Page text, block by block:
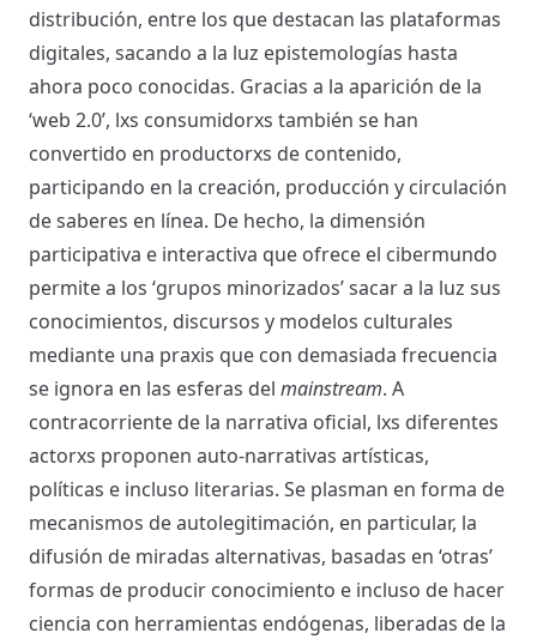
distribución, entre los que destacan las plataformas
digitales, sacando a la luz epistemologías hasta
ahora poco conocidas. Gracias a la aparición de la
‘web 2.0’, lxs consumidorxs también se han
convertido en productorxs de contenido,
participando en la creación, producción y circulación
de saberes en línea. De hecho, la dimensión
participativa e interactiva que ofrece el cibermundo
permite a los ‘grupos minorizados’ sacar a la luz sus
conocimientos, discursos y modelos culturales
mediante una praxis que con demasiada frecuencia
se ignora en las esferas del mainstream. A
contracorriente de la narrativa oficial, lxs diferentes
actorxs proponen auto-narrativas artísticas,
políticas e incluso literarias. Se plasman en forma de
mecanismos de autolegitimación, en particular, la
difusión de miradas alternativas, basadas en ‘otras’
formas de producir conocimiento e incluso de hacer
ciencia con herramientas endógenas, liberadas de la